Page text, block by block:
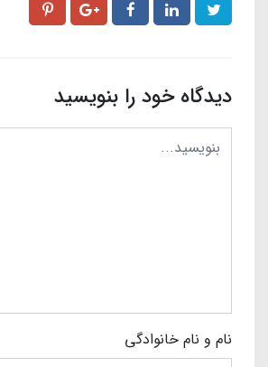
دیدگاه خود را بنویسید
نام و نام خانوادگی